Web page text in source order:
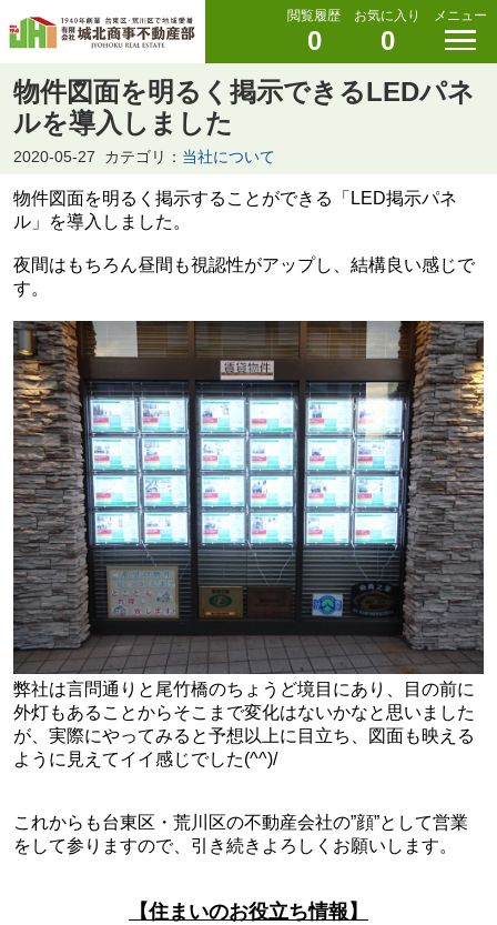
閲覧履歴
0
お気に入り
0
メニュー
物件図面を明るく掲示できるLEDパネ
ルを導入しました
2020-05-27 カテゴリ： 当社について
物件図面を明るく掲示することができる「LED掲示パネ
ル」を導入しました。
夜間はもちろん昼間も視認性がアップし、結構良い感じで
す。
弊社は言問通りと尾竹橋のちょうど境目にあり、目の前に
外灯もあることからそこまで変化はないかなと思いました
が、実際にやってみると予想以上に目立ち、図面も映える
ように見えてイイ感じでした(^^)/
これからも台東区・荒川区の不動産会社の”顔”として営業
をして参りますので、引き続きよろしくお願いします。
【住まいのお役立ち情報】